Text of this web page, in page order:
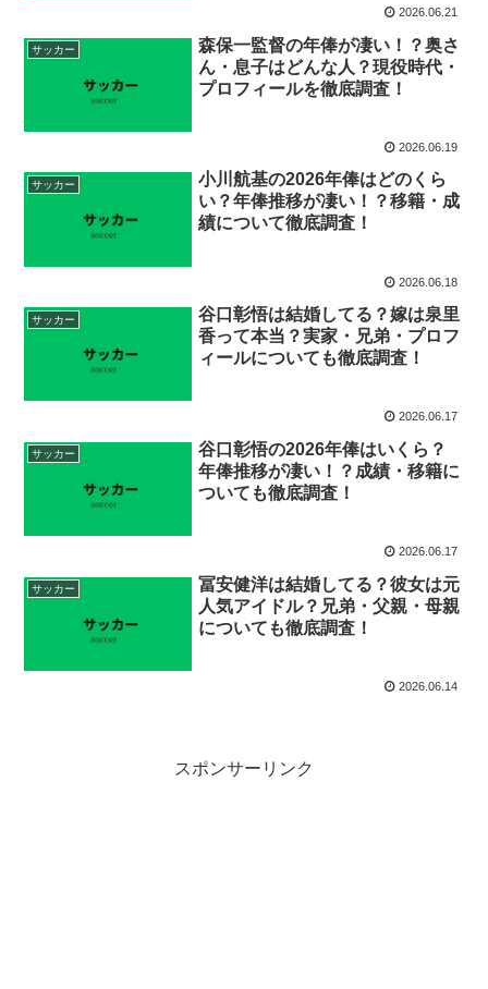
2026.06.21
サッカー
森保一監督の年俸が凄い！？奥さ
ん・息子はどんな人？現役時代・
プロフィールを徹底調査！
2026.06.19
サッカー
小川航基の2026年俸はどのくら
い？年俸推移が凄い！？移籍・成
績について徹底調査！
2026.06.18
サッカー
谷口彰悟は結婚してる？嫁は泉里
香って本当？実家・兄弟・プロフ
ィールについても徹底調査！
2026.06.17
サッカー
谷口彰悟の2026年俸はいくら？
年俸推移が凄い！？成績・移籍に
ついても徹底調査！
2026.06.17
サッカー
冨安健洋は結婚してる？彼女は元
人気アイドル？兄弟・父親・母親
についても徹底調査！
2026.06.14
スポンサーリンク